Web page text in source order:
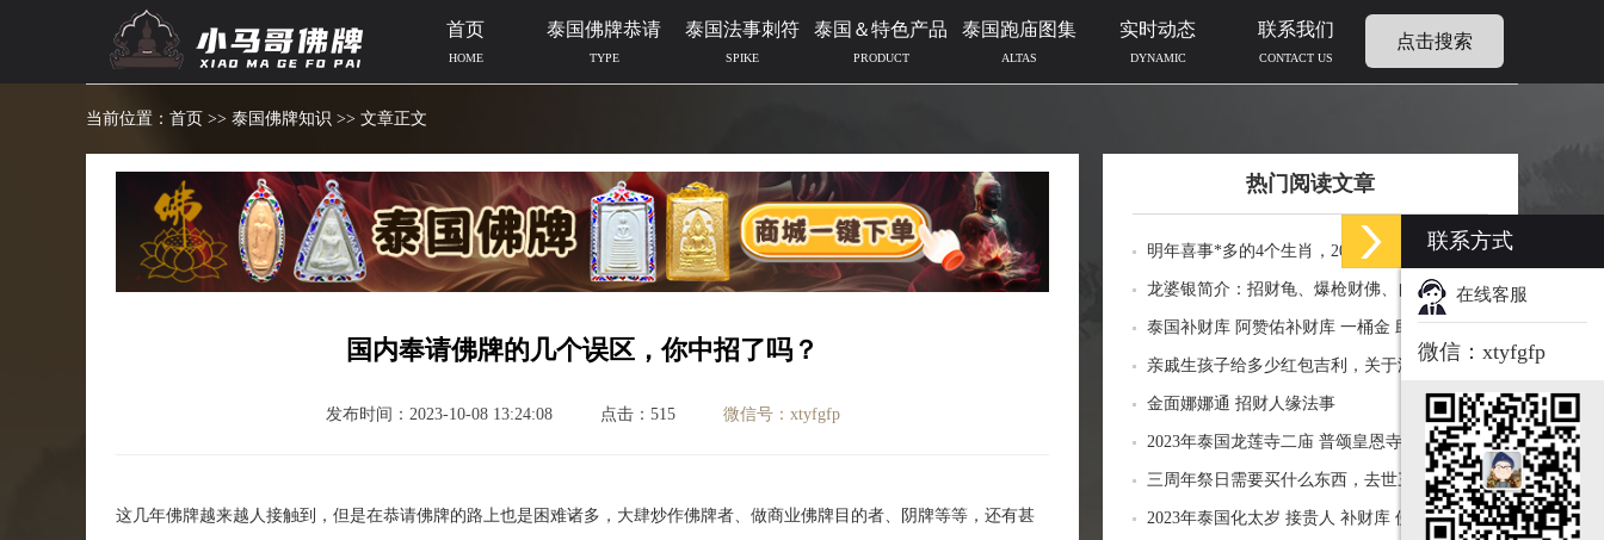
首页
HOME
泰国佛牌恭请
TYPE
泰国法事刺符
SPIKE
泰国＆特色产品
PRODUCT
泰国跑庙图集
ALTAS
实时动态
DYNAMIC
联系我们
CONTACT US
点击搜索
当前位置： 首页 >> 泰国佛牌知识 >> 文章正文
国内奉请佛牌的几个误区，你中招了吗？
发布时间：2023-10-08 13:24:08 点击：515 微信号：xtyfgfp
这几年佛牌越来越人接触到，但是在恭请佛牌的路上也是困难诸多，大肆炒作佛牌者、做商业佛牌目的者、阴牌等等，还有甚
热门阅读文章
明年喜事*多的4个生肖，2024年什么生肖福运
临门好事连连
龙婆银简介：招财龟、爆枪财佛、自身佛牌的
功效介绍
泰国补财库 阿赞佑补财库 一桶金 助力生意财
运财富
亲戚生孩子给多少红包吉利，关于添丁份子钱
风水讲究
金面娜娜通 招财人缘法事
2023年泰国龙莲寺二庙 普颂皇恩寺化太岁 接
贵人 补财库 佛历2566年
三周年祭日需要买什么东西，去世三周年祭祀
用品风水
2023年泰国化太岁 接贵人 补财库 佛历2566年
联系方式
在线客服
微信：xtyfgfp